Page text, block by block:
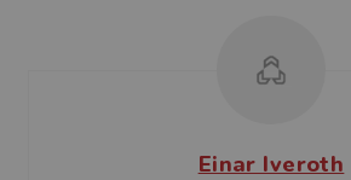
Einar Iveroth